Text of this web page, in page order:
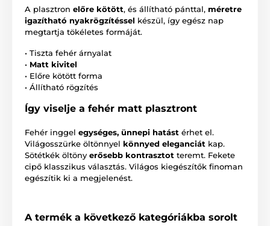
A plasztron előre kötött, és állítható pánttal, méretre
igazítható nyakrögzítéssel készül, így egész nap
megtartja tökéletes formáját.
• Tiszta fehér árnyalat
• Matt kivitel
• Előre kötött forma
• Állítható rögzítés
Így viselje a fehér matt plasztront
Fehér inggel egységes, ünnepi hatást érhet el.
Világosszürke öltönnyel könnyed eleganciát kap.
Sötétkék öltöny erősebb kontrasztot teremt. Fekete
cipő klasszikus választás. Világos kiegészítők finoman
egészítik ki a megjelenést.
A termék a következő kategóriákba sorolt